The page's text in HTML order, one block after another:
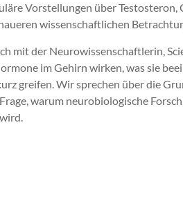
Vorstellungen über Testosteron,
wissenschaftlichen
mit der Neurowissenschaftlerin,
im Gehirn wirken, was sie
greifen. Wir sprechen über die
warum neurobiologische